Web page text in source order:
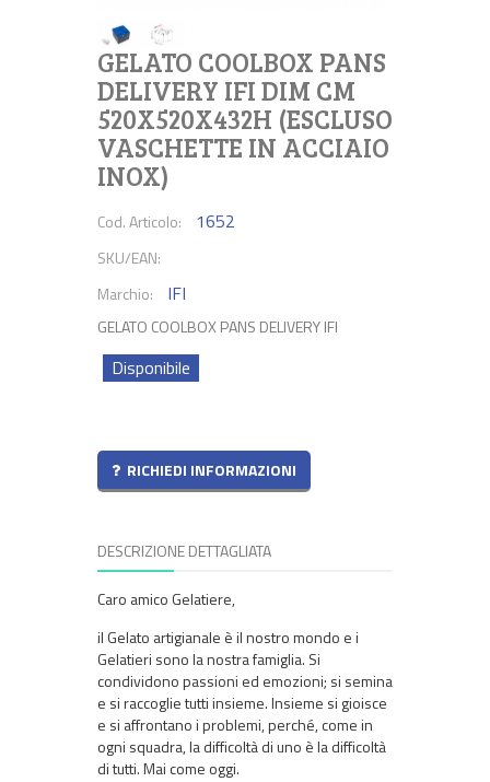
GELATO COOLBOX PANS
DELIVERY IFI DIM CM
520X520X432H (ESCLUSO
VASCHETTE IN ACCIAIO
INOX)
Cod. Articolo: 1652
SKU/EAN:
Marchio:
IFI
GELATO COOLBOX PANS DELIVERY IFI
Disponibile
RICHIEDI INFORMAZIONI
DESCRIZIONE DETTAGLIATA
Caro amico Gelatiere,
il Gelato artigianale è il nostro mondo e i
Gelatieri sono la nostra famiglia. Si
condividono passioni ed emozioni; si semina
e si raccoglie tutti insieme. Insieme si gioisce
e si affrontano i problemi, perché, come in
ogni squadra, la difficoltà di uno è la difficoltà
di tutti. Mai come oggi.